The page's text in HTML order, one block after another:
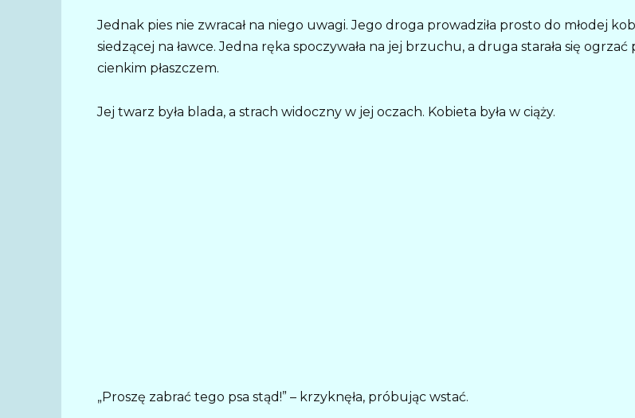
Jednak pies nie zwracał na niego uwagi. Jego droga prowadziła prosto do młodej
siedzącej na ławce. Jedna ręka spoczywała na jej brzuchu, a druga starała się ogrzać
cienkim płaszczem.
Jej twarz była blada, a strach widoczny w jej oczach. Kobieta była w ciąży.
„Proszę zabrać tego psa stąd!” – krzyknęła, próbując wstać.